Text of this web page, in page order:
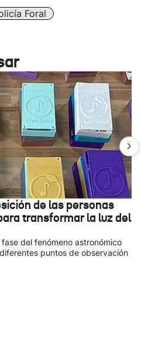
Foral
de las personas
transformar la luz del
del fenómeno astronómico
puntos de observación